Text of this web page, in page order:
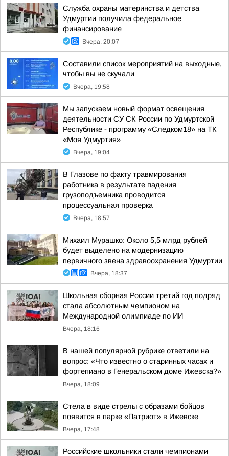
Служба охраны материнства и детства
Удмуртии получила федеральное
финансирование
Вчера, 20:07
Составили список мероприятий на выходные,
чтобы вы не скучали
Вчера, 19:58
Мы запускаем новый формат освещения
деятельности СУ СК России по Удмуртской
Республике - программу «Следком18» на ТК
«Моя Удмуртия»
Вчера, 19:04
В Глазове по факту травмирования
работника в результате падения
грузоподъемника проводится
процессуальная проверка
Вчера, 18:57
Михаил Мурашко: Около 5,5 млрд рублей
будет выделено на модернизацию
первичного звена здравоохранения Удмуртии
Вчера, 18:37
Школьная сборная России третий год подряд
стала абсолютным чемпионом на
Международной олимпиаде по ИИ
Вчера, 18:16
В нашей популярной рубрике ответили на
вопрос: «Что известно о старинных часах и
фортепиано в Генеральском доме Ижевска?»
Вчера, 18:09
Стела в виде стрелы с образами бойцов
появится в парке «Патриот» в Ижевске
Вчера, 17:48
Российские школьники стали чемпионами